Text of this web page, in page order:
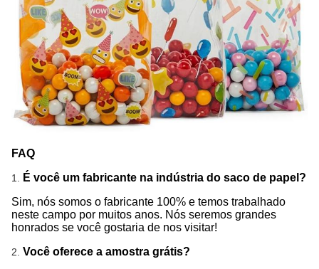
FAQ
1.
É você um fabricante na indústria do saco de papel?
Sim, nós somos o fabricante 100% e temos trabalhado
neste campo por muitos anos. Nós seremos grandes
honrados se você gostaria de nos visitar!
2. Você oferece a amostra grátis?